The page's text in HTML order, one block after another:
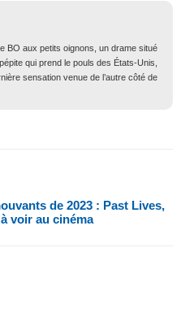
BO aux petits oignons, un drame situé
qui prend le pouls des États-Unis,
sensation venue de l’autre côté de
de 2023 : Past Lives,
voir au cinéma